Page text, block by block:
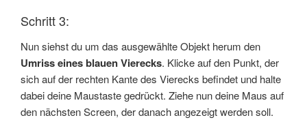
Schritt 3:
Nun siehst du um das ausgewählte Objekt herum den
Umriss eines blauen Vierecks. Klicke auf den Punkt, der
sich auf der rechten Kante des Vierecks befindet und halte
dabei deine Maustaste gedrückt. Ziehe nun deine Maus auf
den nächsten Screen, der danach angezeigt werden soll.